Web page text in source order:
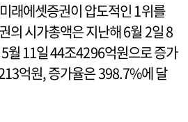
래에셋증권이 압도적인 1위를
의 시가총액은 지난해 6월 2일 8
월 11일 44조4296억원으로 증가
억원, 증가율은 398.7%에 달